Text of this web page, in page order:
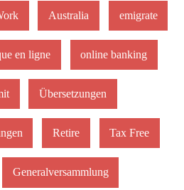
Australia emigrate
en ligne online banking
Übersetzungen
Retire Tax Free
Generalversammlung